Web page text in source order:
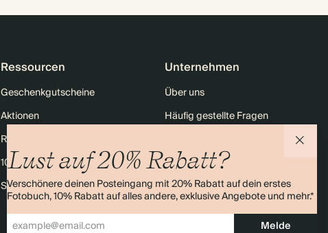
Lust auf 20% Rabatt?
Verschönere deinen Posteingang mit 20% Rabatt auf dein erstes
Fotobuch, 10% Rabatt auf alles andere, exklusive Angebote und mehr.*
Melde
Ressourcen
Geschenkgutscheine
Aktionen
Rabatt für Studierende & Absolventen
10% Rabatt auf deine erste Bestellung
Seitenübersicht
Unternehmen
Über uns
Häufig gestellte Fragen
Kontakt
Versand
Retouren